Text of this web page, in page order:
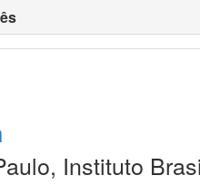
Instituto